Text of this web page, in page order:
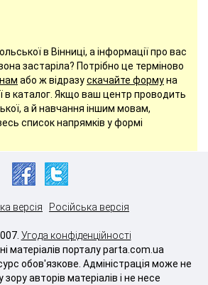
в Вінниці, а інформації про вас
застаріла? Потрібно це терміново
або ж відразускачайте формуна
в каталог. Якщо ваш центр проводить
а й навчання іншим мовам,
список напрямків у формі
версія Російська версія
Угода конфіденційності
матеріалів порталу parta.com.ua
обов'язкове. Адміністрація може не
зору авторів матеріалів і не несе